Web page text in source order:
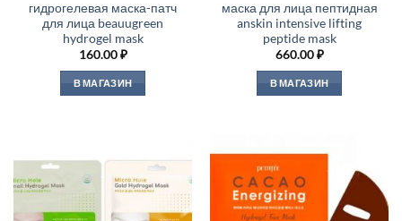
гидрогелевая маска-патч
для лица beauugreen
hydrogel mask
160.00₽
В МАГАЗИН
маска для лица пептидная
anskin intensive lifting
peptide mask
660.00₽
В МАГАЗИН